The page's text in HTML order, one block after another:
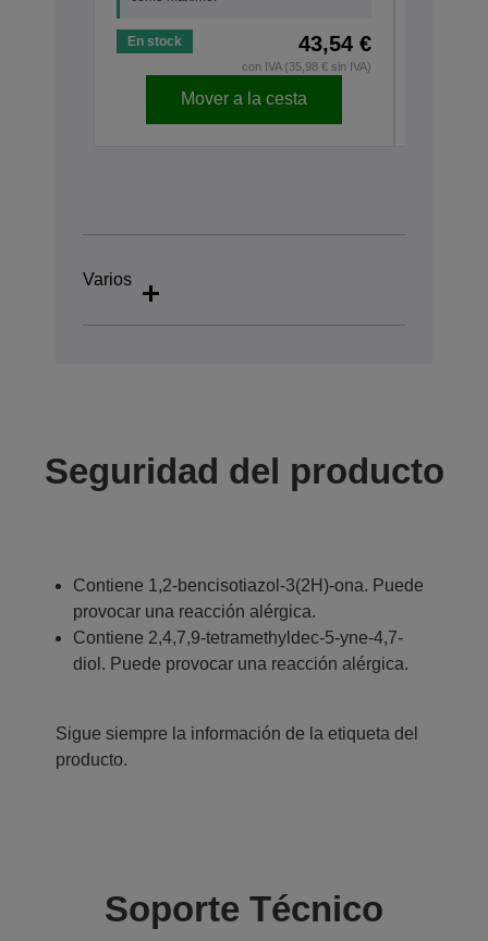
En stock 43,54 €
con IVA (35,98 € sin IVA)
Mover a la cesta
Varios
Seguridad del producto
Contiene 1,2-bencisotiazol-3(2H)-ona. Puede
provocar una reacción alérgica.
Contiene 2,4,7,9-tetramethyldec-5-yne-4,7-
diol. Puede provocar una reacción alérgica.
Sigue siempre la información de la etiqueta del
producto.
Soporte Técnico